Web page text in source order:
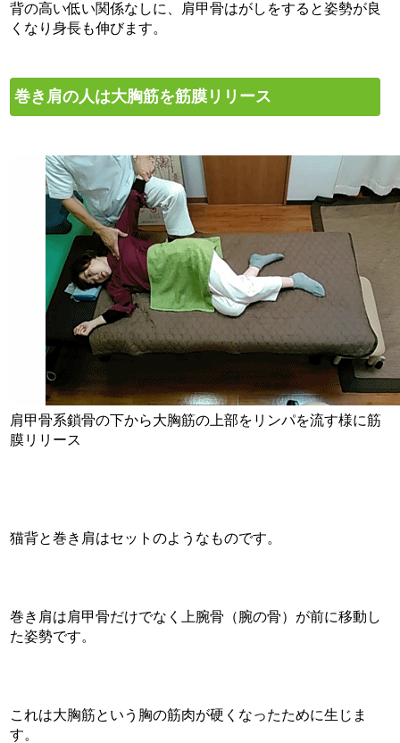
背の高い低い関係なしに、肩甲骨はがしをすると姿勢が良
くなり身長も伸びます。
巻き肩の人は大胸筋を筋膜リリース
肩甲骨系鎖骨の下から大胸筋の上部をリンパを流す様に筋
膜リリース
猫背と巻き肩はセットのようなものです。
巻き肩は肩甲骨だけでなく上腕骨（腕の骨）が前に移動し
た姿勢です。
これは大胸筋という胸の筋肉が硬くなったために生じま
す。